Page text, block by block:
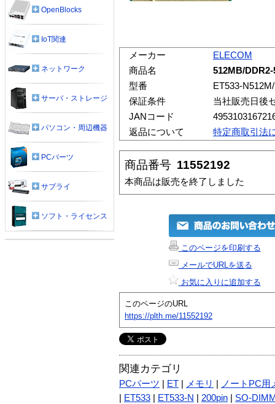
メーカー
ELECOM
商品名
512MB/
型番
ET533-
保証条件
当社販売日後
JANコード
返品について
特定商取引法
商品番号 11552192
本商品は販売を終了しました
このページを印刷する
メールでURLを送る
お気に入りに追加する
このページのURL
https://plth.me/11552192
関連カテゴリ
PCパーツ ET メモリ
ノートPC用
ET533 ET533-N 200pin SO-
OpenBlocks
IoT関連
ネットワーク
サーバ・ストレージ
パソコン・周辺機器
PCパーツ
サプライ
ソフト・ライセンス